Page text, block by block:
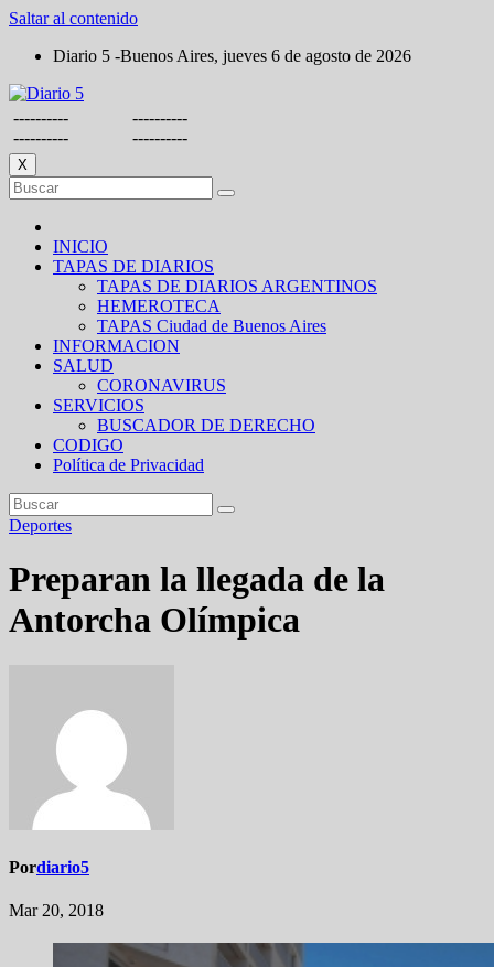
Saltar al contenido
Diario 5 -Buenos Aires, jueves 6 de agosto de 2026
----------
----------
----------
----------
X
INICIO
TAPAS DE DIARIOS
TAPAS DE DIARIOS ARGENTINOS
HEMEROTECA
TAPAS Ciudad de Buenos Aires
INFORMACION
SALUD
CORONAVIRUS
SERVICIOS
BUSCADOR DE DERECHO
CODIGO
Política de Privacidad
Deportes
Preparan la llegada de la
Antorcha Olímpica
Pordiario5
Mar 20, 2018